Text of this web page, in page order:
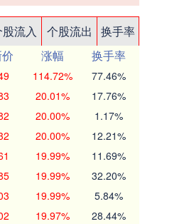
流入 个股流出
换手率
涨幅
换手率
114.72% 77.46%
20.01% 17.76%
20.00% 1.17%
20.00% 12.21%
19.99% 11.69%
19.99% 32.20%
19.99% 5.84%
19.97% 28.44%